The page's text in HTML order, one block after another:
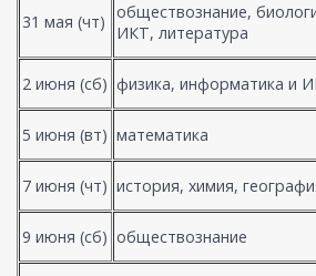
31 мая (чт) обществознание,
ИКТ, литература
2 июня (сб) физика, информатика и
5 июня (вт) математика
7 июня (чт) история, химия,
9 июня (сб) обществознание